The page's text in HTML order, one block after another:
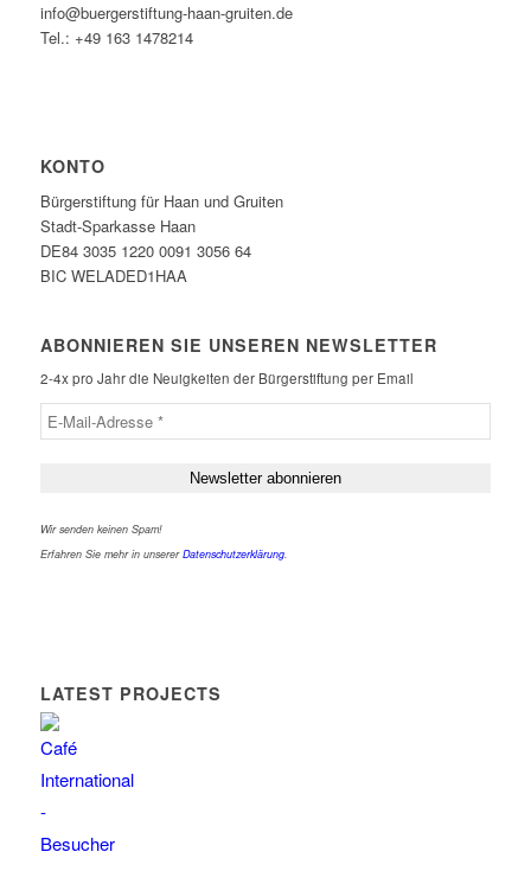
info@buergerstiftung-haan-gruiten.de
Tel.: +49 163 1478214
KONTO
Bürgerstiftung für Haan und Gruiten
Stadt-Sparkasse Haan
DE84 3035 1220 0091 3056 64
BIC WELADED1HAA
ABONNIEREN SIE UNSEREN NEWSLETTER
2-4x pro Jahr die Neuigkeiten der Bürgerstiftung per Email
Wir senden keinen Spam!
Erfahren Sie mehr in unsererDatenschutzerklärung.
LATEST PROJECTS